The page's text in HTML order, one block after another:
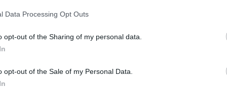
Data Processing Opt Outs
opt-out of the Sharing of my personal data.
opt-out of the Sale of my Personal Data.
lo scontro
contro la linea progressista di